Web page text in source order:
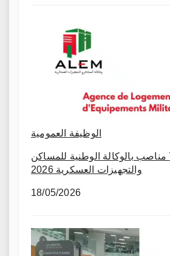
الوظيفة العمومية
مباراة توظيف 7 مناصب بالوكالة الوطنية للمساكن
والتجهيزات العسكرية 2026
18/05/2026